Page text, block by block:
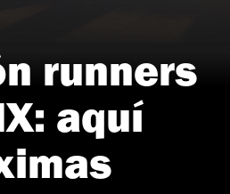
en CDMX
runners
aquí